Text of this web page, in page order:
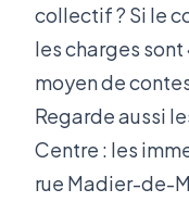
collectif ? Si le
les charges
moyen de
Regarde aussi
Centre : les
rue Madier-de-